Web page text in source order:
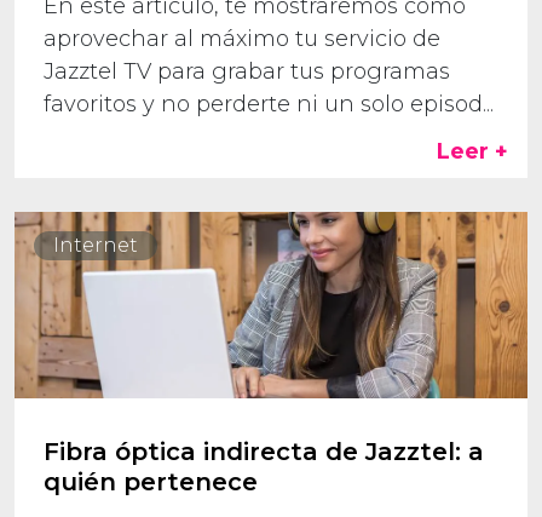
En este artículo, te mostraremos cómo
aprovechar al máximo tu servicio de
Jazztel TV para grabar tus programas
favoritos y no perderte ni un solo episod...
Leer +
Internet
Fibra óptica indirecta de Jazztel: a
quién pertenece